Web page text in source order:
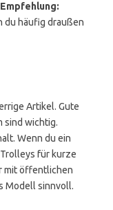
Empfehlung:
du häufig draußen
Artikel. Gute
sind wichtig.
Wenn du ein
für kurze
mit öffentlichen
Modell sinnvoll.